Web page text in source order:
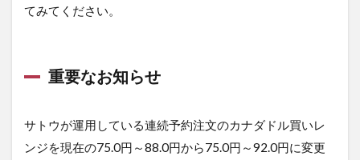
てみてください。
重要なお知らせ
サトウが運用している連続予約注文のカナダドル買いレ
ンジを現在の75.0円～88.0円から75.0円～92.0円に変更